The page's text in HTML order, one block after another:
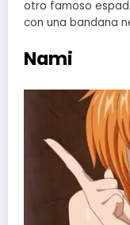
otro famoso
con una bandana
Nami